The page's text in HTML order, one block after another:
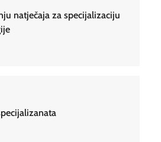
natječaja za specijalizaciju